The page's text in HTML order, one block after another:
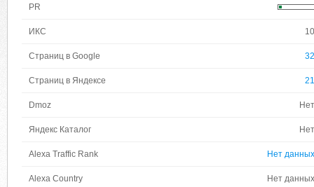
PR
ИКС 10
Страниц в Google 32
Страниц в Яндексе 21
Dmoz Нет
Яндекс Каталог Нет
Alexa Traffic Rank Нет данных
Alexa Country Нет данных